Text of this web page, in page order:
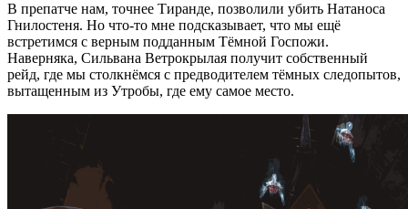
В препатче нам, точнее Тиранде, позволили убить Натаноса
Гнилостеня. Но что-то мне подсказывает, что мы ещё
встретимся с верным подданным Тёмной Госпожи.
Наверняка, Сильвана Ветрокрылая получит собственный
рейд, где мы столкнёмся с предводителем тёмных следопытов,
вытащенным из Утробы, где ему самое место.